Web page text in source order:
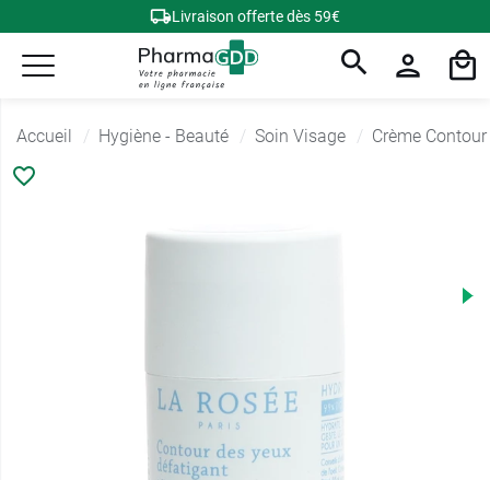
Livraison offerte dès 59€
Accueil Hygiène - Beauté Soin Visage Crème